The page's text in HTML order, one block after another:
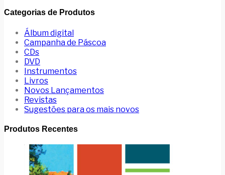
Categorias de Produtos
Álbum digital
Campanha de Páscoa
CDs
DVD
Instrumentos
Livros
Novos Lançamentos
Revistas
Sugestões para os mais novos
Produtos Recentes